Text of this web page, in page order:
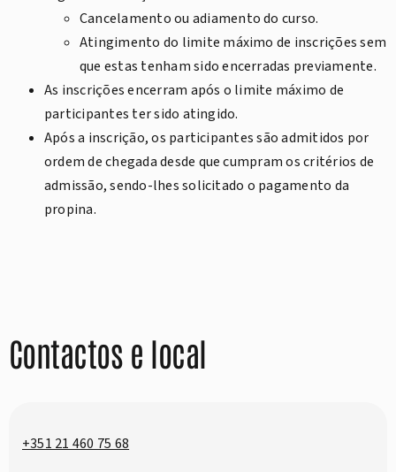
Cancelamento ou adiamento do curso.
Atingimento do limite máximo de inscrições sem
que estas tenham sido encerradas previamente.
As inscrições encerram após o limite máximo de
participantes ter sido atingido.
Após a inscrição, os participantes são admitidos por
ordem de chegada desde que cumpram os critérios de
admissão, sendo-lhes solicitado o pagamento da
propina.
Contactos e local
+351 21 460 75 68